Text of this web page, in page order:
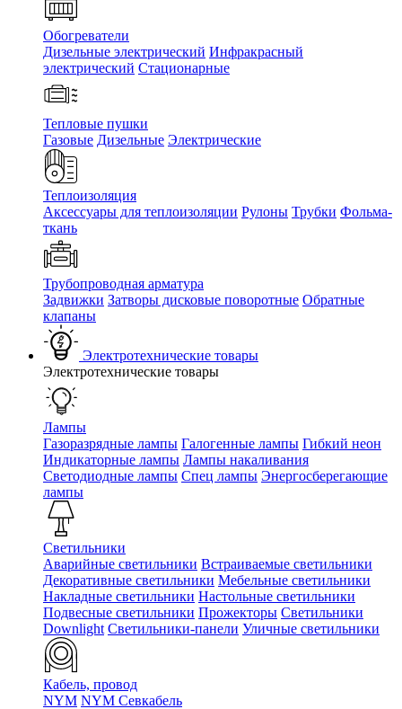
Обогреватели
Дизельные электрический Инфракрасный
электрический Стационарные
Тепловые пушки
Газовые Дизельные Электрические
Теплоизоляция
Аксессуары для теплоизоляции Рулоны Трубки Фольма-
ткань
Трубопроводная арматура
Задвижки Затворы дисковые поворотные Обратные
клапаны
Электротехнические товары
Электротехнические товары
Лампы
Газоразрядные лампы Галогенные лампы Гибкий неон
Индикаторные лампы Лампы накаливания
Светодиодные лампы Спец лампы Энергосберегающие
лампы
Светильники
Аварийные светильники Встраиваемые светильники
Декоративные светильники Мебельные светильники
Накладные светильники Настольные светильники
Подвесные светильники Прожекторы Светильники
Downlight Светильники-панели Уличные светильники
Кабель, провод
NYM NYM Севкабель